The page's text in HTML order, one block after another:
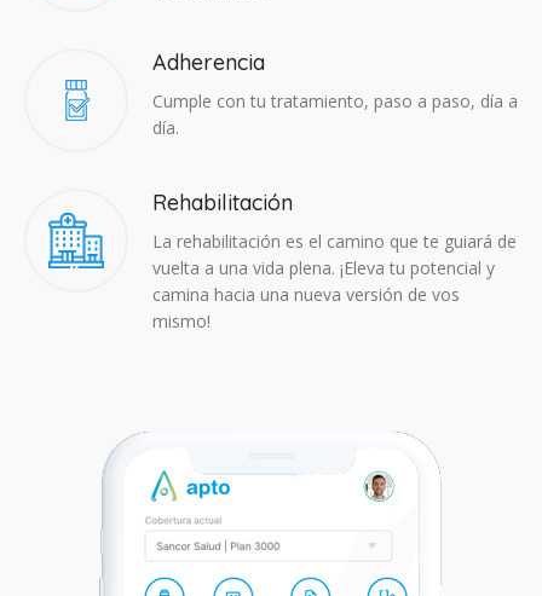
Adherencia​
Cumple con tu tratamiento, paso a paso, día a
día.
Rehabilitación
La rehabilitación es el camino que te guiará de
vuelta a una vida plena. ¡Eleva tu potencial y
camina hacia una nueva versión de vos
mismo!